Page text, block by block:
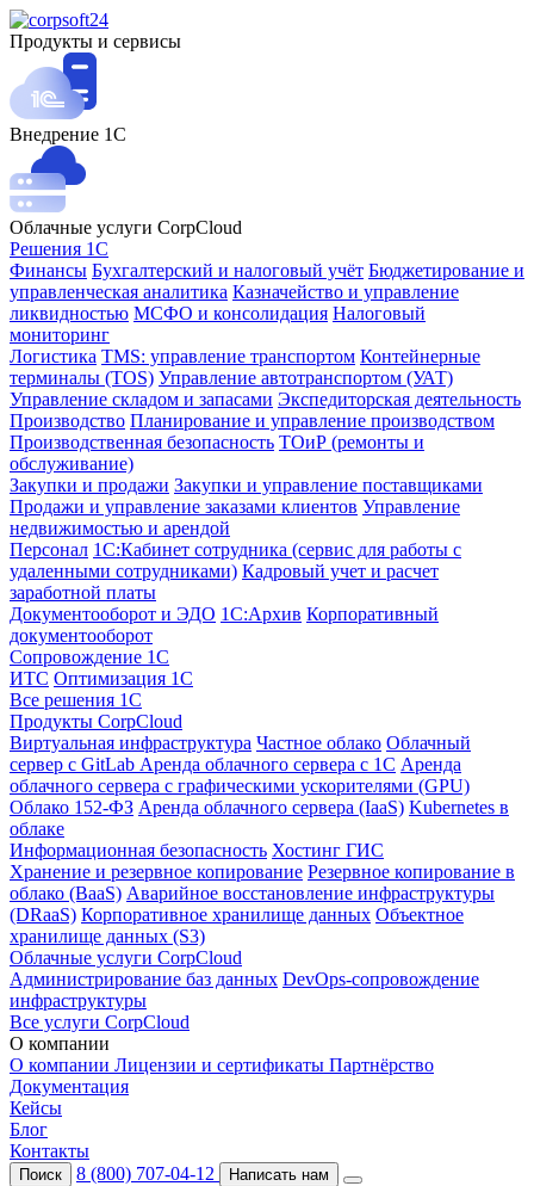
Продукты и сервисы
Внедрение 1С
Облачные услуги CorpCloud
Решения 1С
Финансы Бухгалтерский и налоговый учёт Бюджетирование и
управленческая аналитика Казначейство и управление
ликвидностью МСФО и консолидация Налоговый
мониторинг
Логистика TMS: управление транспортом Контейнерные
терминалы (TOS) Управление автотранспортом (УАТ)
Управление складом и запасами Экспедиторская деятельность
Производство Планирование и управление производством
Производственная безопасность ТОиР (ремонты и
обслуживание)
Закупки и продажи Закупки и управление поставщиками
Продажи и управление заказами клиентов Управление
недвижимостью и арендой
Персонал 1С:Кабинет сотрудника (сервис для работы с
удаленными сотрудниками) Кадровый учет и расчет
заработной платы
Документооборот и ЭДО 1С:Архив Корпоративный
документооборот
Сопровождение 1С
ИТС Оптимизация 1С
Все решения 1С
Продукты CorpCloud
Виртуальная инфраструктура Частное облако Облачный
сервер с GitLab Аренда облачного сервера с 1С Аренда
облачного сервера с графическими ускорителями (GPU)
Облако 152-ФЗ Аренда облачного сервера (IaaS) Kubernetes в
облаке
Информационная безопасность Хостинг ГИС
Хранение и резервное копирование Резервное копирование в
облако (BaaS) Аварийное восстановление инфраструктуры
(DRaaS) Корпоративное хранилище данных Объектное
хранилище данных (S3)
Облачные услуги CorpCloud
Администрирование баз данных DevOps-сопровождение
инфраструктуры
Все услуги CorpCloud
О компании
О компании Лицензии и сертификаты Партнёрство
Документация
Кейсы
Блог
Контакты
Поиск 8 (800) 707-04-12 Написать нам